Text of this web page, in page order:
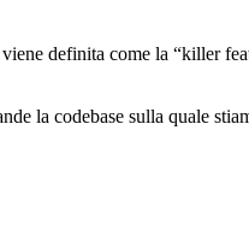
definita come la “killer
la codebase sulla quale